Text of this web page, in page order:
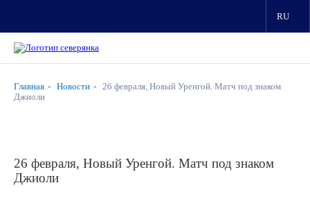
RU
Главная Новости
26 февраля, Новый Уренгой. Матч под знаком
Джиоли
26 февраля, Новый Уренгой. Матч под знаком
Джиоли